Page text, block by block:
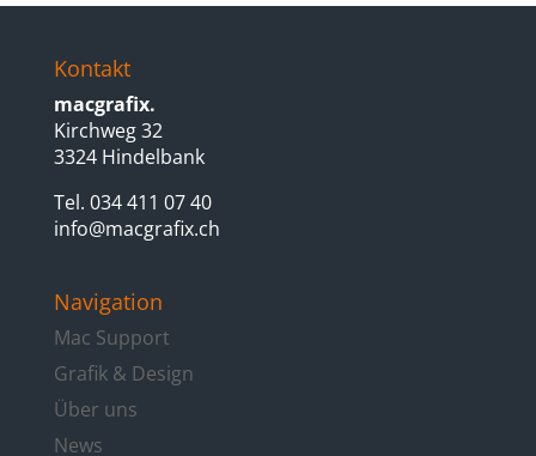
Kontakt
macgrafix.
Kirchweg 32
3324 Hindelbank
Tel. 034 411 07 40
info@macgrafix.ch
Navigation
Mac Support
Grafik & Design
Über uns
News